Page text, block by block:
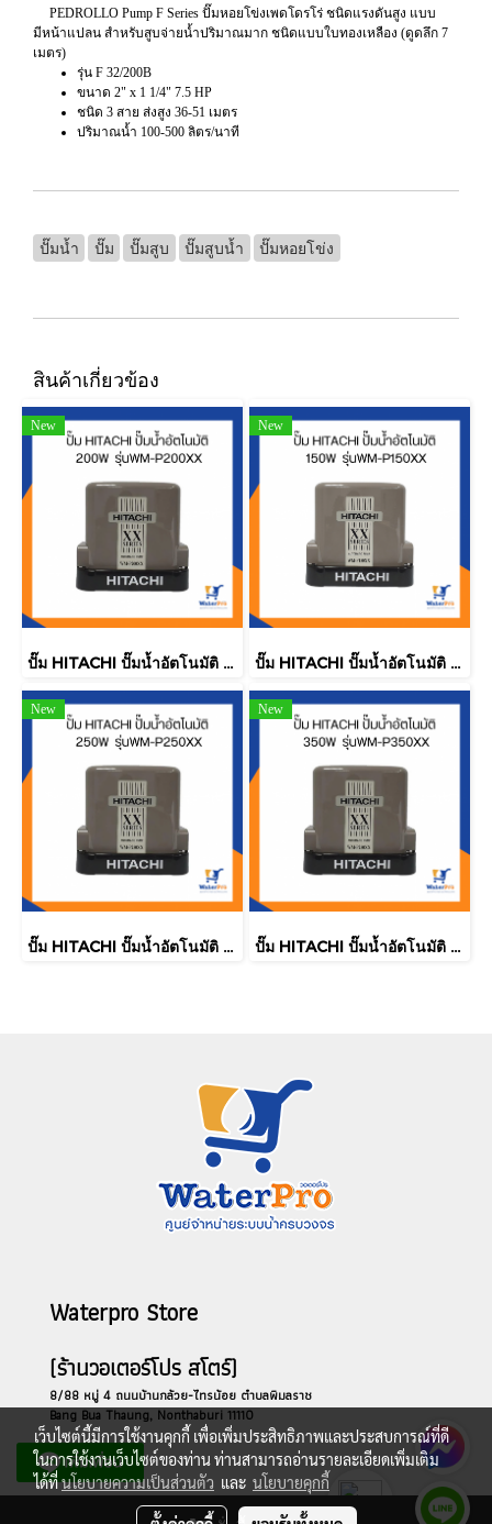
PEDROLLO Pump F Series ปั๊มหอยโข่งเพดโดรโร่ ชนิดแรงดันสูง แบบ
มีหน้าแปลน สำหรับสูบจ่ายน้ำปริมาณมาก ชนิดแบบใบทองเหลือง (ดูดลึก 7
เมตร)
รุ่น F 32/200B
ขนาด 2" x 1 1/4" 7.5 HP
ชนิด 3 สาย ส่งสูง 36-51 เมตร
ปริมาณน้ำ 100-500 ลิตร/นาที
ปั๊มน้ำ ปั๊ม ปั๊มสูบ ปั๊มสูบน้ำ ปั๊มหอยโข่ง
สินค้าเกี่ยวข้อง
New
ปั๊ม HITACHI ปั๊มน้ำอัตโนมัติ 200W รุ่นWM-P200XX
New
ปั๊ม HITACHI ปั๊มน้ำอัตโนมัติ 150W รุ่นWM-P150XX
New
ปั๊ม HITACHI ปั๊มน้ำอัตโนมัติ 250W รุ่นWM-P250XX
New
ปั๊ม HITACHI ปั๊มน้ำอัตโนมัติ 350W รุ่นWM-P350XX
Waterpro Store
(ร้านวอเตอร์โปร สโตร์)
8/88 หมู่ 4 ถนนบ้านกล้วย-ไทรน้อย ตำบลพิมลราช
Bang Bua Thaung, Nonthaburi 11110
เว็บไซต์นี้มีการใช้งานคุกกี้ เพื่อเพิ่มประสิทธิภาพและประสบการณ์ที่ดี
ในการใช้งานเว็บไซต์ของท่าน ท่านสามารถอ่านรายละเอียดเพิ่มเติม
ได้ที่นโยบายความเป็นส่วนตัว และ นโยบายคุกกี้